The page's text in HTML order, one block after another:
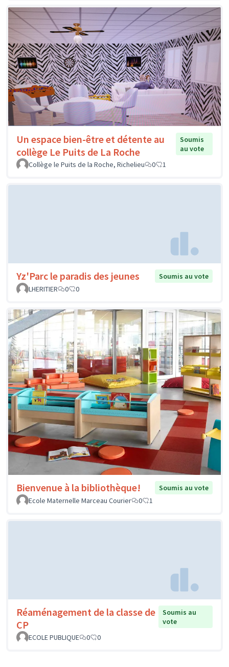
Un espace bien-être et détente au
collège Le Puits de La Roche
Soumis
au vote
Collège le Puits de la Roche, Richelieu
0 1
Yz'Parc le paradis des jeunes
Soumis au vote
LHERITIER
0 0
Bienvenue à la bibliothèque!
Soumis au vote
Ecole Maternelle Marceau Courier
0 1
Réaménagement de la classe de
CP
Soumis au
vote
ECOLE PUBLIQUE
0 0